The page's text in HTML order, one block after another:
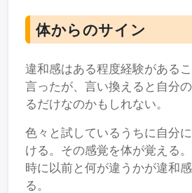
体からのサイン
違和感はある程度経験がある
言ったが、言い換えると自分
るだけなのかもしれない。
色々と試しているうちに自分
ける。その感覚を体が覚える
時に以前と何が違うかが違和
る。